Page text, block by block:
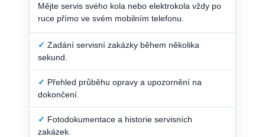
Mějte servis svého kola nebo elektrokola vždy po
ruce přímo ve svém mobilním telefonu.
✓ Zadání servisní zakázky během několika
sekund.
✓ Přehled průběhu opravy a upozornění na
dokončení.
✓ Fotodokumentace a historie servisních
zakázek.